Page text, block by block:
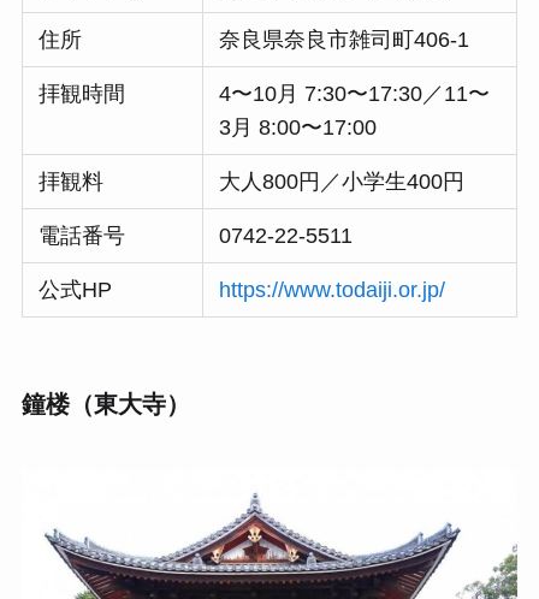
住所 奈良県奈良市雑司町406-1
拝観時間
4〜10月 7:30〜17:30／11〜
3月 8:00〜17:00
拝観料 大人800円／小学生400円
電話番号 0742-22-5511
公式HP https://www.todaiji.or.jp/
鐘楼（東大寺）